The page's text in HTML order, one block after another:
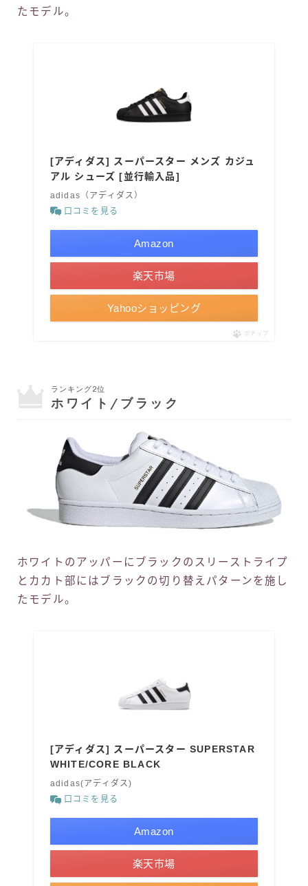
たモデル。
[アディダス] スーパースター メンズ カジュ
アル シューズ [並行輸入品]
adidas（アディダス）
口コミを見る
Amazon
楽天市場
Yahooショッピング
ポチップ
ランキング2位
ホワイト/ブラック
ホワイトのアッパーにブラックのスリーストライプ
とカカト部にはブラックの切り替えパターンを施し
たモデル。
[アディダス] スーパースター SUPERSTAR
WHITE/CORE BLACK
adidas(アディダス)
口コミを見る
Amazon
楽天市場